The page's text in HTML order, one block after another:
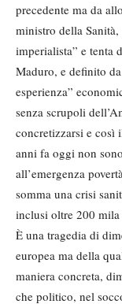
precedente ma da
ministro della
imperialista” e tenta
Maduro, e definito
esperienza”
senza scrupoli
concretizzarsi e così
anni fa oggi non
all’emergenza
somma una crisi
inclusi oltre 200
È una tragedia di
europea ma della
maniera concreta,
che politico, nel